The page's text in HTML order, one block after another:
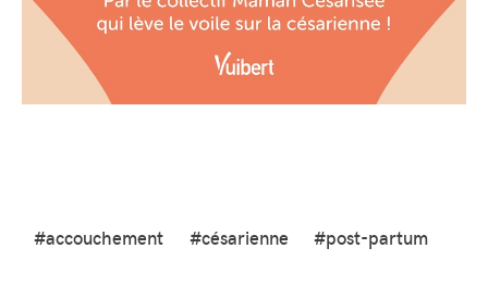
#accouchement #césarienne #post-partum